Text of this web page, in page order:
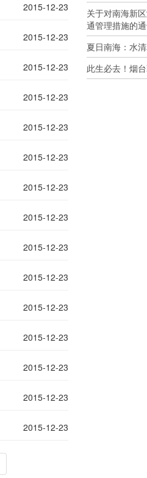
2015-12-23
2015-12-23
2015-12-23
2015-12-23
2015-12-23
2015-12-23
2015-12-23
2015-12-23
2015-12-23
2015-12-23
2015-12-23
2015-12-23
2015-12-23
2015-12-23
2015-12-23
关于对南海新
通管理措施的
夏日南海：水
此生必去！烟